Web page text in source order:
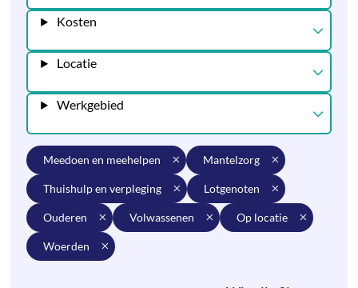
Kosten
Locatie
Werkgebied
meedoen en meehelpen mantelzorg
thuishulp en verpleging lotgenoten
ouderen volwassenen op locatie
woerden